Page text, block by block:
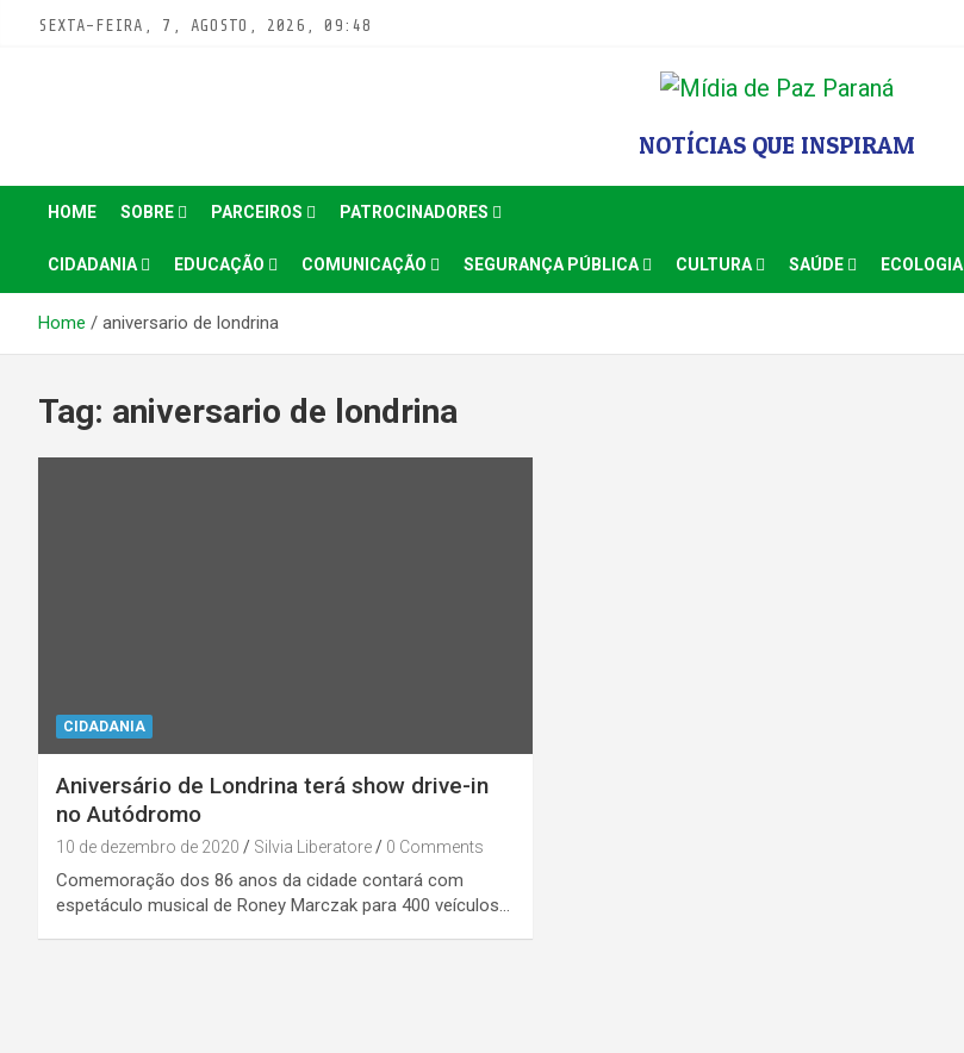
SEXTA-FEIRA, 7, AGOSTO, 2026, 09:48
NOTÍCIAS QUE INSPIRAM
HOME SOBRE PARCEIROS PATROCINADORES
CIDADANIA EDUCAÇÃO COMUNICAÇÃO SEGURANÇA PÚBLICA CULTURA SAÚDE ECOLOGIA
Home aniversario de londrina
Tag: aniversario de londrina
CIDADANIA
Aniversário de Londrina terá show drive-in
no Autódromo
10 de dezembro de 2020 Silvia Liberatore 0 Comments
Comemoração dos 86 anos da cidade contará com
espetáculo musical de Roney Marczak para 400 veículos…